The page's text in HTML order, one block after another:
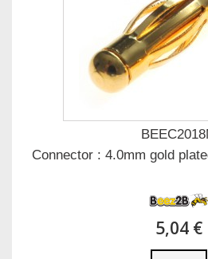
Connector : 4.0mm gold
5,04 €